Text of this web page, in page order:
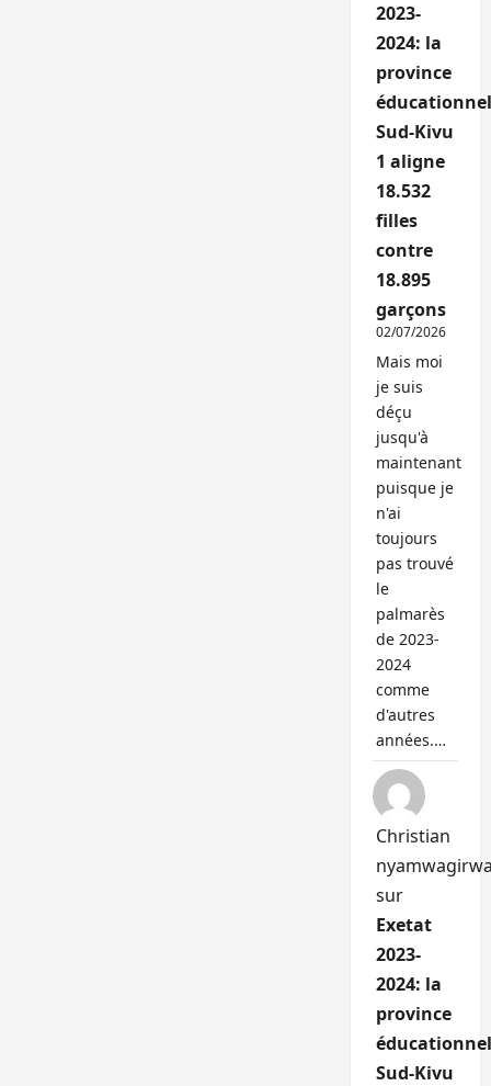
2023-
2024: la
province
Sud-Kivu
1 aligne
18.532
filles
contre
18.895
garçons
02/07/2026
Mais moi
je suis
déçu
jusqu'à
maintenant
puisque je
n'ai
toujours
pas trouvé
le
palmarès
de 2023-
2024
comme
d'autres
années.…
Christian
sur
Exetat
2023-
2024: la
province
Sud-Kivu